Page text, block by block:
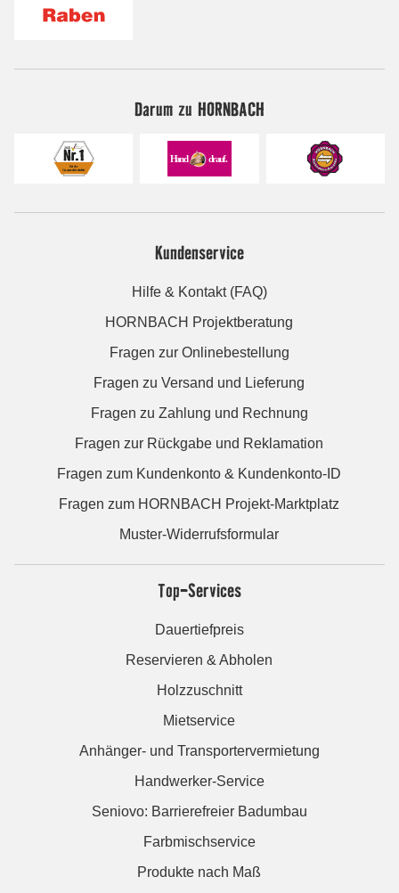
Darum zu HORNBACH
Kundenservice
Hilfe & Kontakt (FAQ)
HORNBACH Projektberatung
Fragen zur Onlinebestellung
Fragen zu Versand und Lieferung
Fragen zu Zahlung und Rechnung
Fragen zur Rückgabe und Reklamation
Fragen zum Kundenkonto & Kundenkonto-ID
Fragen zum HORNBACH Projekt-Marktplatz
Muster-Widerrufsformular
Top-Services
Dauertiefpreis
Reservieren & Abholen
Holzzuschnitt
Mietservice
Anhänger- und Transportervermietung
Handwerker-Service
Seniovo: Barrierefreier Badumbau
Farbmischservice
Produkte nach Maß